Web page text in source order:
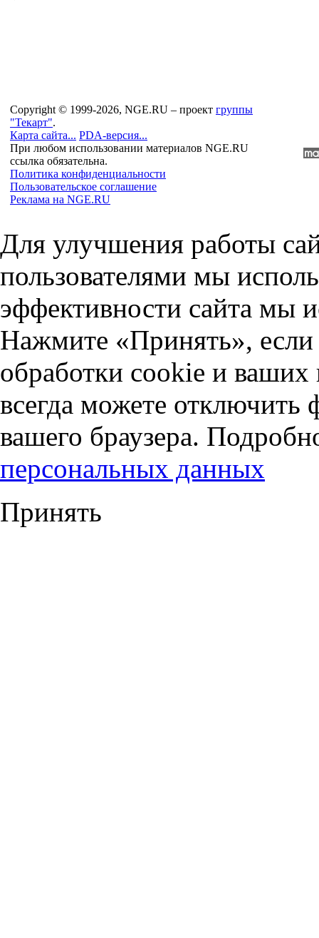
Copyright © 1999-2026, NGE.RU – проект группы
"Текарт".
Карта сайта... PDA-версия...
При любом использовании материалов NGE.RU
ссылка обязательна.
Политика конфиденциальности
Пользовательское соглашение
Реклама на NGE.RU
Для улучшения работы
пользователями мы
эффективности сайта мы
Нажмите «Принять», если
обработки cookie и
всегда можете отключить
вашего браузера.
персональных данных
Принять